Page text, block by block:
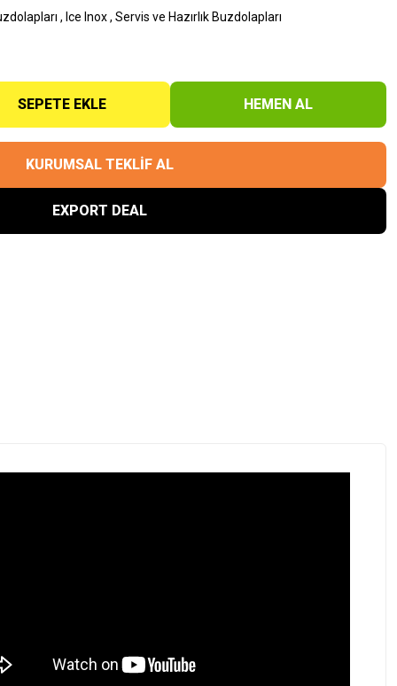
, Ice Inox , Servis ve Hazırlık Buzdolapları
SEPETE EKLE HEMEN AL
KURUMSAL TEKLİF AL
EXPORT DEAL